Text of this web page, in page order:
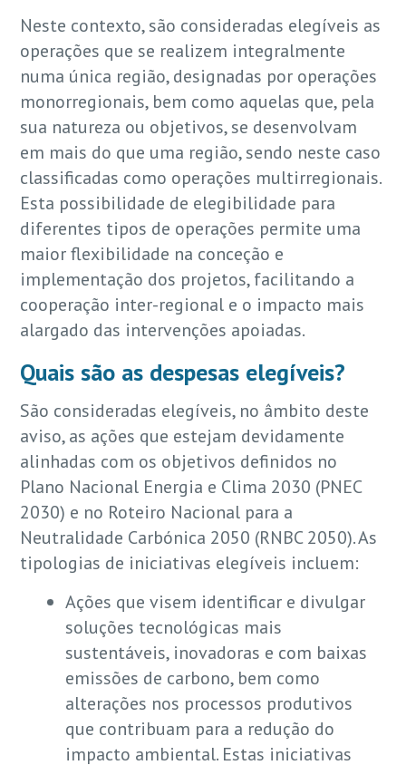
Neste contexto, são consideradas elegíveis as
operações que se realizem integralmente
numa única região, designadas por operações
monorregionais, bem como aquelas que, pela
sua natureza ou objetivos, se desenvolvam
em mais do que uma região, sendo neste caso
classificadas como operações multirregionais.
Esta possibilidade de elegibilidade para
diferentes tipos de operações permite uma
maior flexibilidade na conceção e
implementação dos projetos, facilitando a
cooperação inter-regional e o impacto mais
alargado das intervenções apoiadas.
Quais são as despesas elegíveis?
São consideradas elegíveis, no âmbito deste
aviso, as ações que estejam devidamente
alinhadas com os objetivos definidos no
Plano Nacional Energia e Clima 2030 (PNEC
2030) e no Roteiro Nacional para a
Neutralidade Carbónica 2050 (RNBC 2050). As
tipologias de iniciativas elegíveis incluem:
Ações que visem identificar e divulgar
soluções tecnológicas mais
sustentáveis, inovadoras e com baixas
emissões de carbono, bem como
alterações nos processos produtivos
que contribuam para a redução do
impacto ambiental. Estas iniciativas